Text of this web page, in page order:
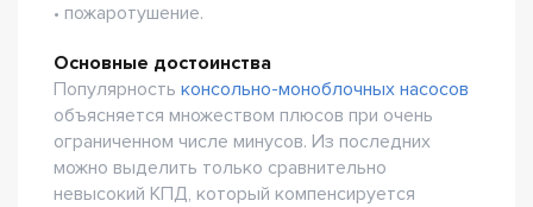
• пожаротушение.
Основные достоинства
Популярность консольно-моноблочных насосов
объясняется множеством плюсов при очень
ограниченном числе минусов. Из последних
можно выделить только сравнительно
невысокий КПД, который компенсируется